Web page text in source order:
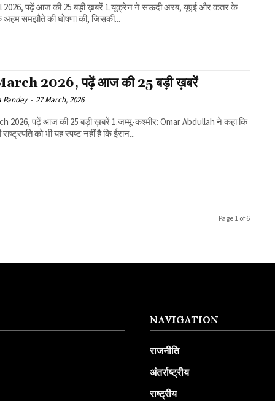
आज की 25 बड़ी ख़बरें 1.यूक्रेन ने सऊदी अरब, यूएई और कतर के
समझौते की घोषणा की, जिसकी...
2026, पढ़ें आज की 25 बड़ी ख़बरें
Pandey - 27 March, 2026
पढ़ें आज की 25 बड़ी ख़बरें 1.जम्मू-कश्मीर: Omar Abdullah ने कहा कि
को भी यह स्पष्ट नहीं है कि ईरान...
Page 1 of 6
NAVIGATION
राजनीति
अंतर्राष्ट्रीय
राष्ट्रीय